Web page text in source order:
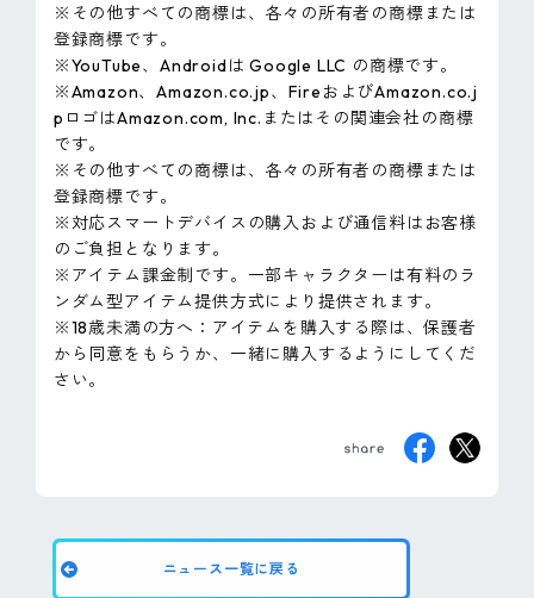
※その他すべての商標は、各々の所有者の商標または
登録商標です。
※YouTube、Androidは Google LLC の商標です。
※Amazon、Amazon.co.jp、FireおよびAmazon.co.j
pロゴはAmazon.com, Inc.またはその関連会社の商標
です。
※その他すべての商標は、各々の所有者の商標または
登録商標です。
※対応スマートデバイスの購入および通信料はお客様
のご負担となります。
※アイテム課金制です。一部キャラクターは有料のラ
ンダム型アイテム提供方式により提供されます。
※18歳未満の方へ：アイテムを購入する際は、保護者
から同意をもらうか、一緒に購入するようにしてくだ
さい。
ニュース一覧に戻る